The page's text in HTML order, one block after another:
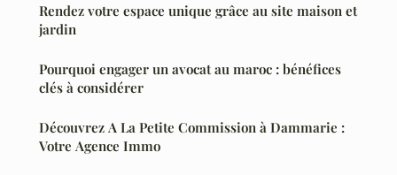
Rendez votre espace unique grâce au site maison et
jardin
Pourquoi engager un avocat au maroc : bénéfices
clés à considérer
Découvrez A La Petite Commission à Dammarie :
Votre Agence Immo